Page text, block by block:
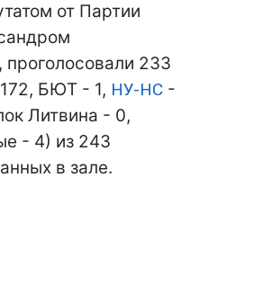
от Партии
233
БЮТ - 1, НУ-НС -
Литвина - 0,
- 4) из 243
в зале.